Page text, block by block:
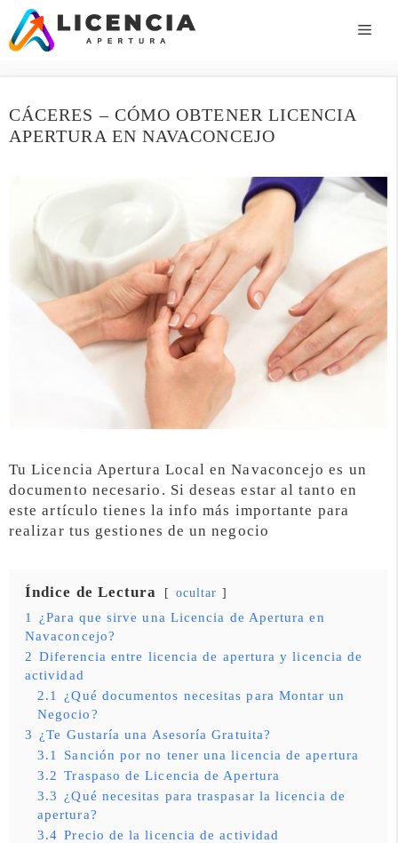
Saltar
contenido
CÁCERES – CÓMO OBTENER LICENCIA
APERTURA EN NAVACONCEJO
Tu Licencia Apertura Local en Navaconcejo es un
documento necesario. Si deseas estar al tanto en
este artículo tienes la info más importante para
realizar tus gestiones de un negocio
Índice de Lectura ocultar
1
¿Para que sirve una Licencia de Apertura en
Navaconcejo?
2 Diferencia entre licencia de apertura y licencia de
actividad
2.1
¿Qué documentos necesitas para Montar un
Negocio?
3 ¿Te Gustaría una Asesoría Gratuita?
3.1
Sanción por no tener una licencia de apertura
3.2 Traspaso de Licencia de Apertura
3.3 ¿Qué necesitas para traspasar la licencia de
apertura?
3.4 Precio de la licencia de actividad